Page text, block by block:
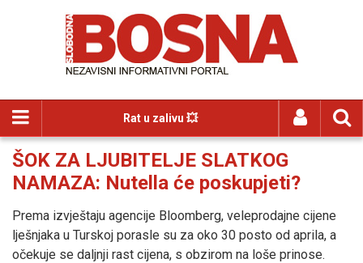
Rat u zalivu 💥
ŠOK ZA LJUBITELJE SLATKOG
NAMAZA: Nutella će poskupjeti?
Prema izvještaju agencije Bloomberg, veleprodajne cijene
lješnjaka u Turskoj porasle su za oko 30 posto od aprila, a
očekuje se daljnji rast cijena, s obzirom na loše prinose.